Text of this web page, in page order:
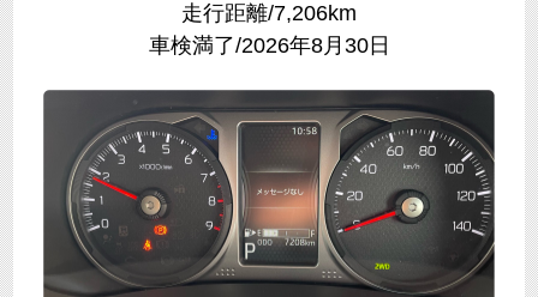
走行距離/7,206km
車検満了/2026年8月30日